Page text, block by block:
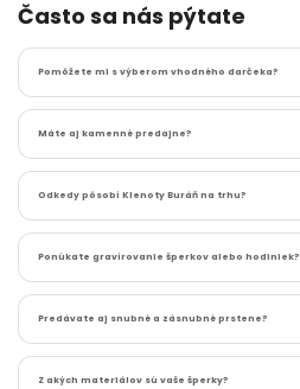
Často sa nás pýtate
Pomôžete mi s výberom vhodného darčeka?
Máte aj kamenné predajne?
Odkedy pôsobí Klenoty Buráň na trhu?
Ponúkate gravírovanie šperkov alebo hodiniek?
Predávate aj snubné a zásnubné prstene?
Z akých materiálov sú vaše šperky?